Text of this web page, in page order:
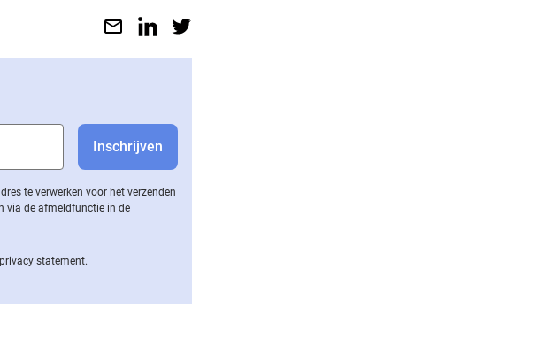
te verwerken voor het verzenden
via de af­meld­func­tie in de
statement.